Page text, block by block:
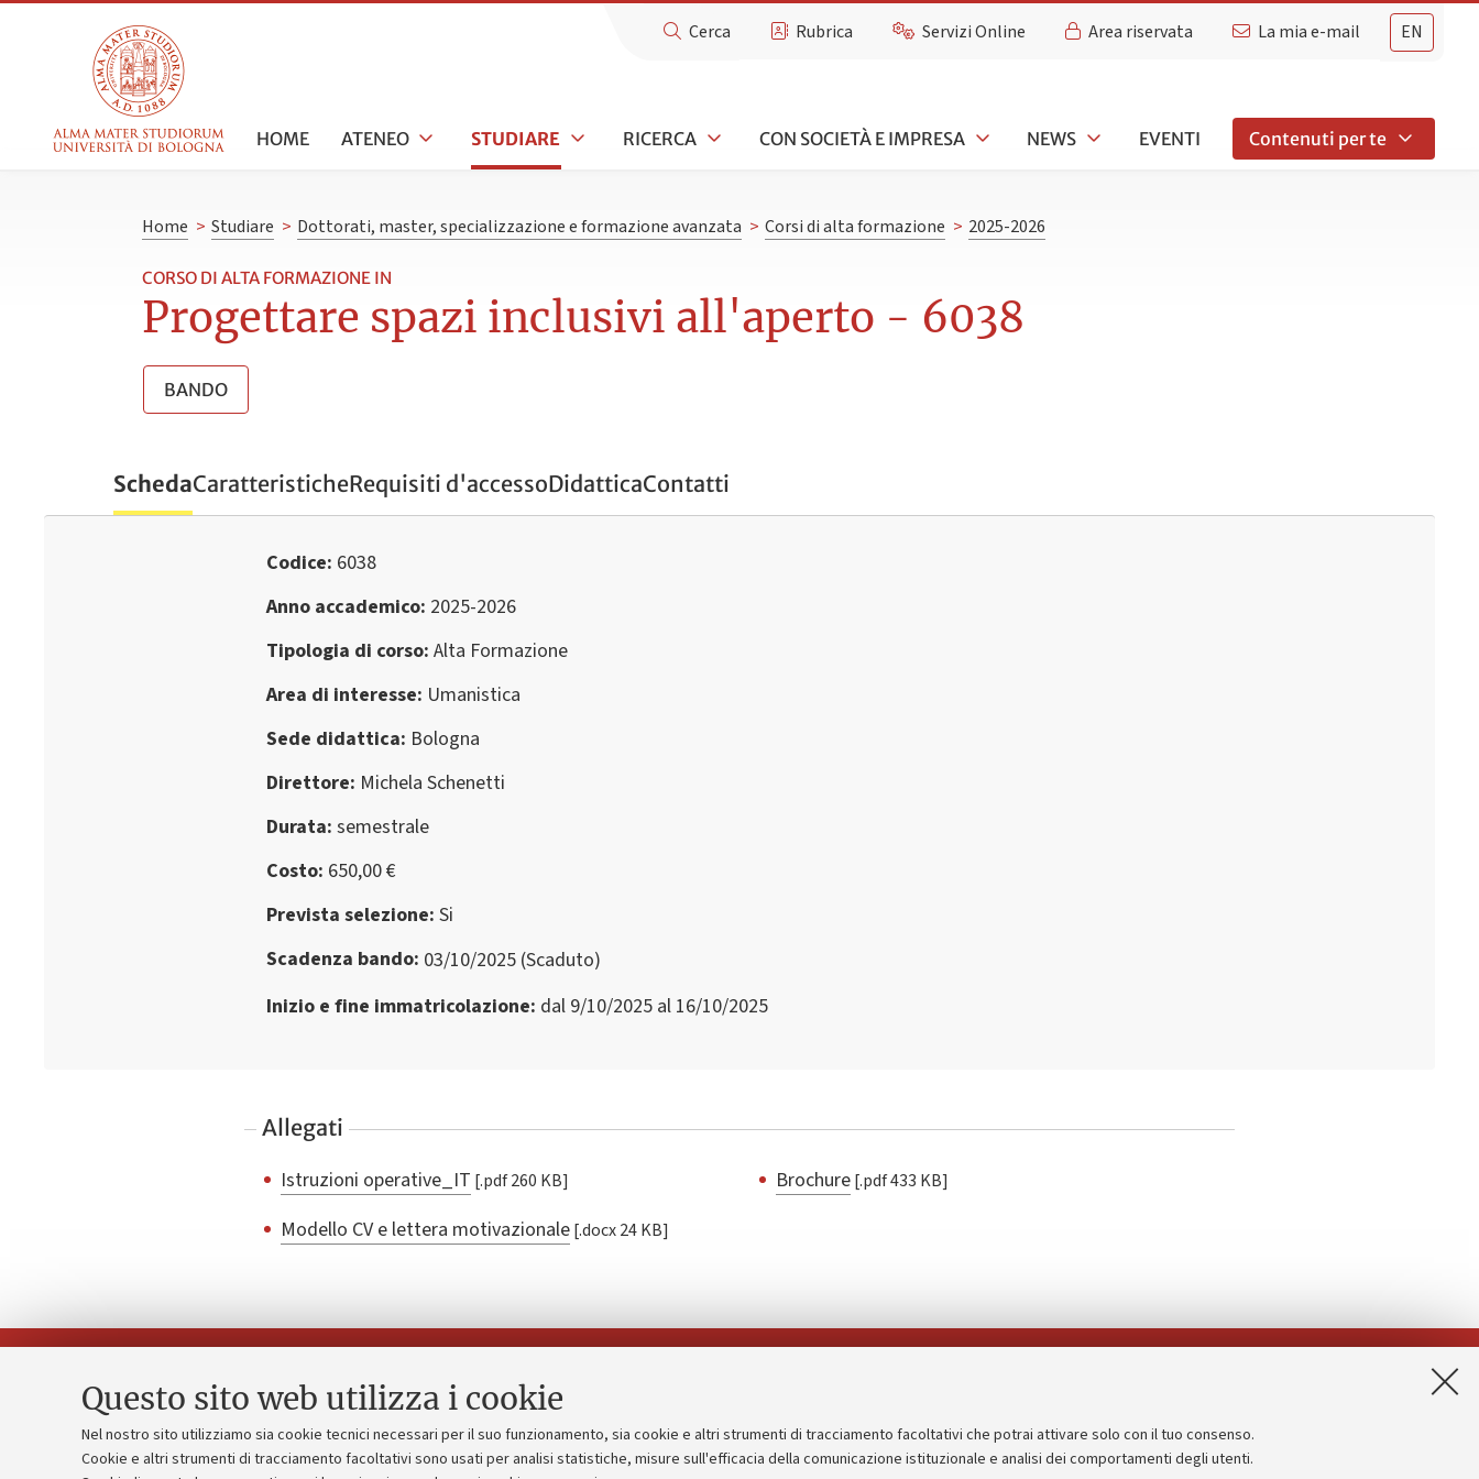
Questo sito web utilizza i cookie
Nel nostro sito utilizziamo sia cookie tecnici necessari per il suo funzionamento, sia cookie e altri strumenti di tracciamento facoltativi che potrai attivare solo con il tuo consenso.
Cookie e altri strumenti di tracciamento facoltativi sono usati per analisi statistiche, misure sull'efficacia della comunicazione istituzionale e analisi dei comportamenti degli utenti.
EN
Cerca Rubrica Servizi Online Area riservata La mia e-mail
HOME ATENEO STUDIARE RICERCA CON SOCIETÀ E IMPRESA NEWS EVENTI Contenuti per te
Home > Studiare > Dottorati, master, specializzazione e formazione avanzata > Corsi di alta formazione > 2025-2026
CORSO DI ALTA FORMAZIONE IN
Progettare spazi inclusivi all'aperto - 6038
BANDO
SchedaCaratteristicheRequisiti d'accessoDidatticaContatti
Codice 6038
Anno accademico 2025-2026
Tipologia di corso Alta Formazione
Area di interesse Umanistica
Sede didattica Bologna
Direttore Michela Schenetti
Durata semestrale
Costo 650,00 €
Prevista selezione Si
Scadenza bando 03/10/2025 (Scaduto)
Inizio e fine immatricolazione dal 9/10/2025 al 16/10/2025
Allegati
Istruzioni operative_IT [.pdf 260 KB]
Modello CV e lettera motivazionale [.docx 24 KB]
Brochure [.pdf 433 KB]
Contatti e PEC Piano strategico Bandi, gare e concorsi Informazioni sul sito e accessibilità